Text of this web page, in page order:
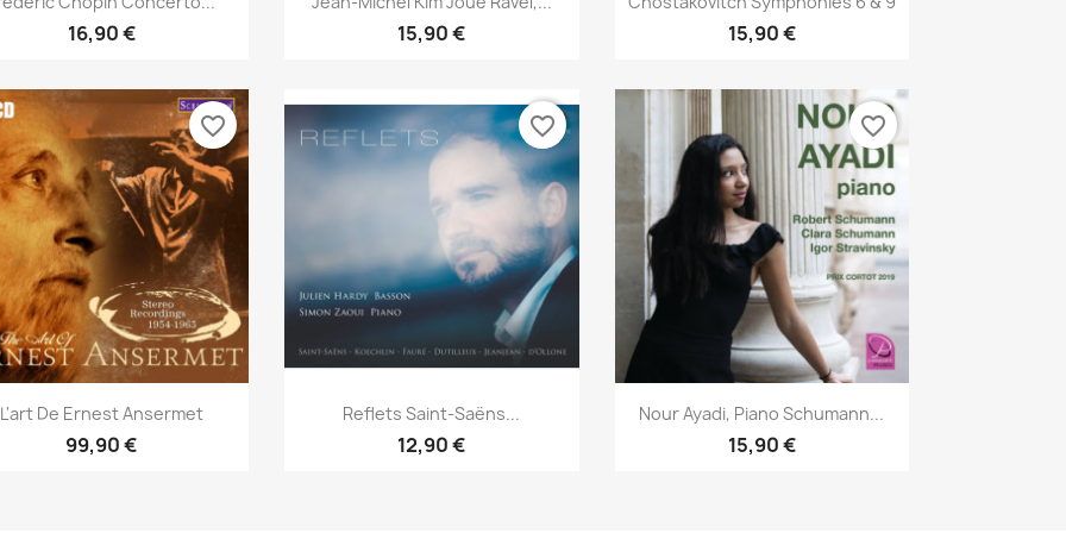
16,90 € 15,90 € 15,90 €
Aperçu rapide
L'art De Ernest Ansermet
99,90 €
favorite_border
Aperçu rapide
Reflets Saint-Saëns...
12,90 €
favorite_border
Aperçu rapide
Nour Ayadi, Piano Schumann...
15,90 €
favorite_border